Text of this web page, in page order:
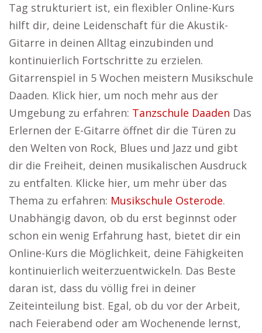
Tag strukturiert ist, ein flexibler Online-Kurs
hilft dir, deine Leidenschaft für die Akustik-
Gitarre in deinen Alltag einzubinden und
kontinuierlich Fortschritte zu erzielen.
Gitarrenspiel in 5 Wochen meistern Musikschule
Daaden. Klick hier, um noch mehr aus der
Umgebung zu erfahren: Tanzschule Daaden Das
Erlernen der E-Gitarre öffnet dir die Türen zu
den Welten von Rock, Blues und Jazz und gibt
dir die Freiheit, deinen musikalischen Ausdruck
zu entfalten. Klicke hier, um mehr über das
Thema zu erfahren: Musikschule Osterode.
Unabhängig davon, ob du erst beginnst oder
schon ein wenig Erfahrung hast, bietet dir ein
Online-Kurs die Möglichkeit, deine Fähigkeiten
kontinuierlich weiterzuentwickeln. Das Beste
daran ist, dass du völlig frei in deiner
Zeiteinteilung bist. Egal, ob du vor der Arbeit,
nach Feierabend oder am Wochenende lernst,